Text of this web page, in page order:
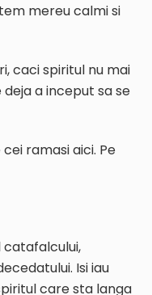
mereu calmi si
caci spiritul nu mai
a inceput sa se
ramasi aici. Pe
catafalcului,
Isi iau
care sta langa